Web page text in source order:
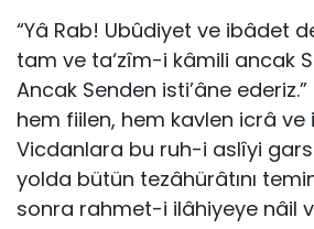
“Yâ Rab! Ubûdiyet ve ibâdet
tam ve ta‘zîm-i kâmili ancak
Ancak Senden isti’âne
hem fiilen, hem kavlen icrâ ve
Vicdanlara bu ruh-i aslîyi
yolda bütün tezâhürâtını
sonra rahmet-i ilâhiyeye nâil